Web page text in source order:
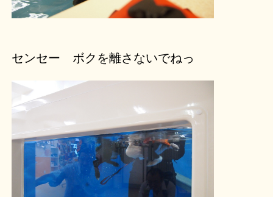
センセー ボクを離さないでねっ